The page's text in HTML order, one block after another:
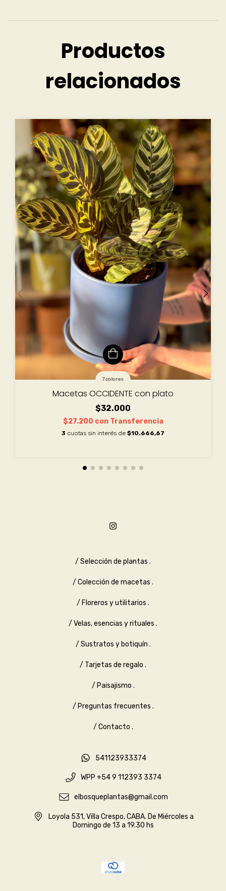
Productos
relacionados
7 colores
Macetas OCCIDENTE con plato
$32.000
$27.200 con Transferencia
3 cuotas sin interés de $10.666,67
/ Selección de plantas .
/ Colección de macetas .
/ Floreros y utilitarios .
/ Velas, esencias y rituales .
/ Sustratos y botiquín .
/ Tarjetas de regalo .
/ Paisajismo .
/ Preguntas frecuentes .
/ Contacto .
541123933374
WPP +54 9 112393 3374
elbosqueplantas@gmail.com
Loyola 531, Villa Crespo, CABA. De Miércoles a
Domingo de 13 a 19.30 hs